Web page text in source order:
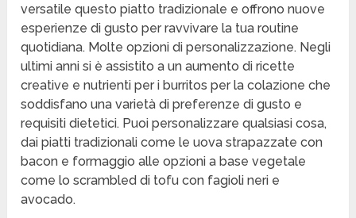
versatile questo piatto tradizionale e offrono nuove
esperienze di gusto per ravvivare la tua routine
quotidiana. Molte opzioni di personalizzazione. Negli
ultimi anni si è assistito a un aumento di ricette
creative e nutrienti per i burritos per la colazione che
soddisfano una varietà di preferenze di gusto e
requisiti dietetici. Puoi personalizzare qualsiasi cosa,
dai piatti tradizionali come le uova strapazzate con
bacon e formaggio alle opzioni a base vegetale
come lo scrambled di tofu con fagioli neri e
avocado.